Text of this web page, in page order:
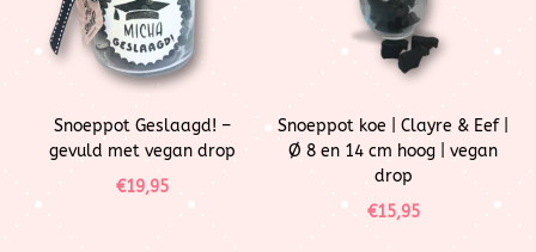
Snoeppot Geslaagd! –
gevuld met vegan drop
€19,95
Snoeppot koe | Clayre & Eef |
Ø 8 en 14 cm hoog | vegan
drop
€15,95